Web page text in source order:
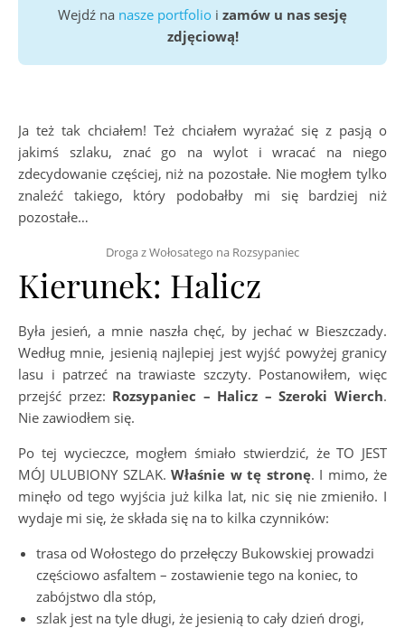
Wejdź na nasze portfolio i zamów u nas sesję
zdjęciową!
Ja też tak chciałem! Też chciałem wyrażać się z pasją o
jakimś szlaku, znać go na wylot i wracać na niego
zdecydowanie częściej, niż na pozostałe. Nie mogłem tylko
znaleźć takiego, który podobałby mi się bardziej niż
pozostałe…
Droga z Wołosatego na Rozsypaniec
Kierunek: Halicz
Była jesień, a mnie naszła chęć, by jechać w Bieszczady.
Według mnie, jesienią najlepiej jest wyjść powyżej granicy
lasu i patrzeć na trawiaste szczyty. Postanowiłem, więc
przejść przez: Rozsypaniec – Halicz – Szeroki Wierch.
Nie zawiodłem się.
Po tej wycieczce, mogłem śmiało stwierdzić, że TO JEST
MÓJ ULUBIONY SZLAK.Właśnie w tę stronę. I mimo, że
minęło od tego wyjścia już kilka lat, nic się nie zmieniło. I
wydaje mi się, że składa się na to kilka czynników:
trasa od Wołostego do przełęczy Bukowskiej prowadzi
częściowo asfaltem – zostawienie tego na koniec, to
zabójstwo dla stóp,
szlak jest na tyle długi, że jesienią to cały dzień drogi,